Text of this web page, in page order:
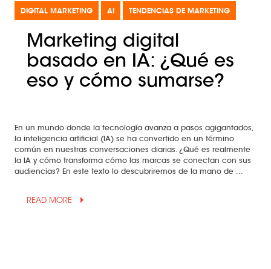
DIGITAL MARKETING AI TENDENCIAS DE MARKETING
Marketing digital
basado en IA: ¿Qué es
eso y cómo sumarse?
En un mundo donde la tecnología avanza a pasos agigantados,
la inteligencia artificial (IA) se ha convertido en un término
común en nuestras conversaciones diarias. ¿Qué es realmente
la IA y cómo transforma cómo las marcas se conectan con sus
audiencias? En este texto lo descubriremos de la mano de ...
READ MORE arrow_drop_up